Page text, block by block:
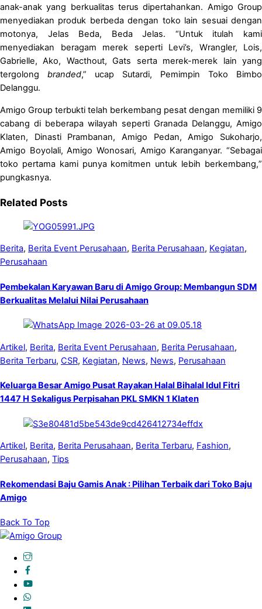
anak-anak yang berkualitas terus dipertahankan. Amigo Group
menyediakan produk berbeda dengan toko lain sesuai dengan
motonya, Jelas Beda, Beda Jelas. “Untuk itulah kami
menyediakan beragam merek seperti Levi’s, Wrangler, Lois,
Gabrielle, Ako, Wacthout, Gats serta merek-merek lain yang
tergolong branded,” ucap Sutardi, Pemimpin Toko Bimbo
Delanggu.
Amigo Group terbukti telah berkembang pesat dengan memiliki 9
cabang di beberapa wilayah seperti Granada Delanggu, Amigo
Klaten, Dinasti Prambanan, Amigo Pedan, Amigo Sukoharjo,
Amigo Boyolali, Amigo Wonosari, Amigo Karanganyar. “Sebagai
toko pertama kami punya komitmen untuk lebih berkembang,”
pungkasnya.
Related Posts
Berita, Berita Event Perusahaan, Berita Perusahaan, Kegiatan,
Perusahaan
Pembekalan Karyawan Baru di Amigo Group: Membangun SDM
Berkualitas Melalui Nilai Perusahaan
Artikel, Berita, Berita Event Perusahaan, Berita Perusahaan,
Berita Terbaru, CSR, Kegiatan, News, News, Perusahaan
Keluarga Besar Amigo Pusat Rayakan Halal Bihalal Idul Fitri
1447 H Sekaligus Perpisahan PKL SMKN 1 Klaten
Artikel, Berita, Berita Perusahaan, Berita Terbaru, Fashion,
Perusahaan, Tips
Rekomendasi Baju Gamis Anak : Pilihan Terbaik dari Toko Baju
Amigo
Back To Top